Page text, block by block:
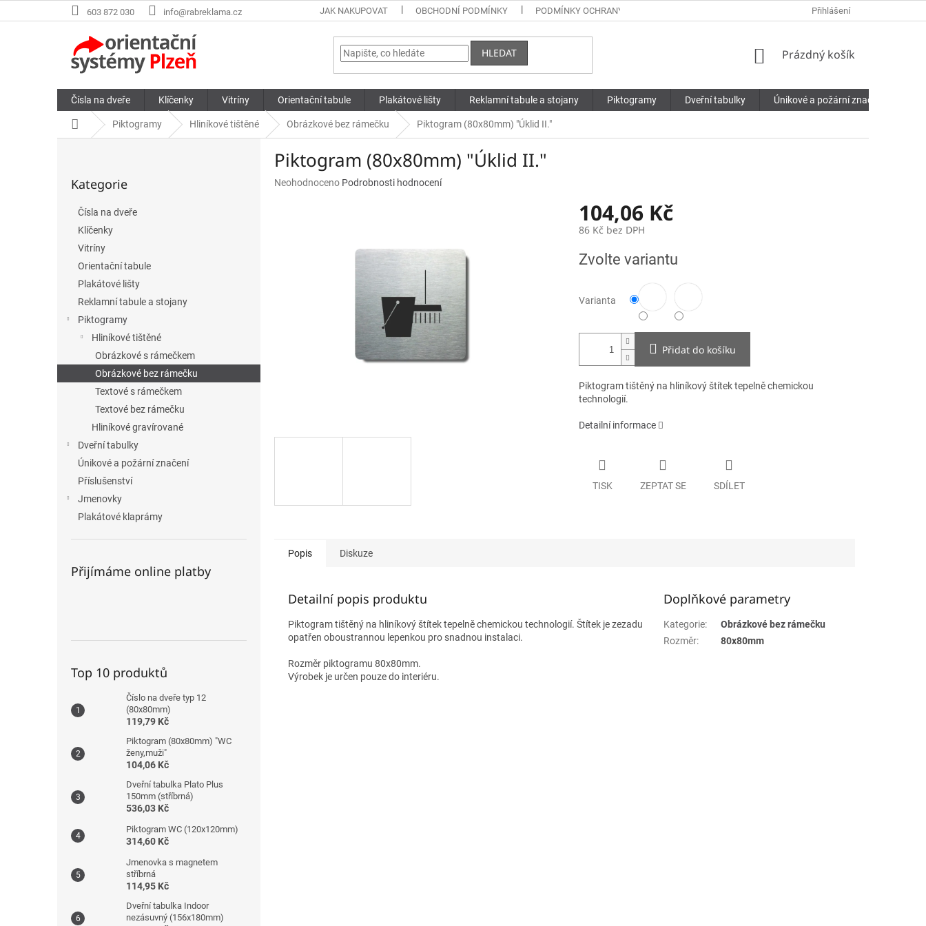
na
603 872 030 info@rabreklama.cz JAK NAKUPOVAT OBCHODNÍ PODMÍNKY PODMÍNKY OCHRANY OSOBNÍCH ÚDAJŮ Přihlášení
HLEDAT
NÁKUPNÍ
Prázdný košík
Čísla na dveře Klíčenky Vitríny Orientační tabule Plakátové lišty Reklamní tabule a stojany Piktogramy Dveřní tabulky Únikové a požární značení
Domů Piktogramy Hliníkové tištěné Obrázkové bez rámečku Piktogram (80x80mm) "Úklid II."
kategorie
Kategorie
Čísla na dveře
Klíčenky
Vitríny
Orientační tabule
Plakátové lišty
Reklamní tabule a stojany
Piktogramy
Hliníkové tištěné
Obrázkové s rámečkem
Obrázkové bez rámečku
Textové s rámečkem
Textové bez rámečku
Hliníkové gravírované
Dveřní tabulky
Únikové a požární značení
Příslušenství
Jmenovky
Plakátové klaprámy
Přijímáme online platby
Top 10 produktů
Číslo na dveře typ 12
(80x80mm)
119,79 Kč
Piktogram (80x80mm) "WC
ženy,muži"
104,06 Kč
Dveřní tabulka Plato Plus
150mm (stříbrná)
536,03 Kč
Piktogram WC (120x120mm)
314,60 Kč
Jmenovka s magnetem
stříbrná
114,95 Kč
Dveřní tabulka Indoor
nezásuvný (156x180mm)
Piktogram (80x80mm) "Úklid II."
Průměrné
Neohodnoceno Podrobnosti hodnocení
104,06 Kč
86 Kč bez DPH
cena:
Zvolte variantu
Varianta
Přidat do košíku
Piktogram tištěný na hliníkový štítek tepelně chemickou
technologií.
Detailní informace
TISK ZEPTAT SE SDÍLET
Popis Diskuze
Detailní popis produktu
Piktogram tištěný na hliníkový štítek tepelně chemickou technologií. Štítek je zezadu
opatřen oboustrannou lepenkou pro snadnou instalaci.
Rozměr piktogramu 80x80mm.
Výrobek je určen pouze do interiéru.
Doplňkové parametry
Kategorie:
Obrázkové bez rámečku
Rozměr: 80x80mm